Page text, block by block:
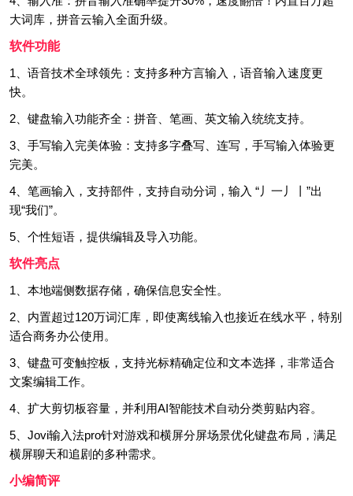
大词库，拼音云输入全面升级。
软件功能
1、语音技术全球领先：支持多种方言输入，语音输入速度更
快。
2、键盘输入功能齐全：拼音、笔画、英文输入统统支持。
3、手写输入完美体验：支持多字叠写、连写，手写输入体验更
完美。
4、笔画输入，支持部件，支持自动分词，输入 “丿一丿丨”出
现“我们”。
5、个性短语，提供编辑及导入功能。
软件亮点
1、本地端侧数据存储，确保信息安全性。
2、内置超过120万词汇库，即使离线输入也接近在线水平，特别
适合商务办公使用。
3、键盘可变触控板，支持光标精确定位和文本选择，非常适合
文案编辑工作。
4、扩大剪切板容量，并利用AI智能技术自动分类剪贴内容。
5、Jovi输入法pro针对游戏和横屏分屏场景优化键盘布局，满足
横屏聊天和追剧的多种需求。
小编简评